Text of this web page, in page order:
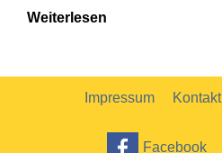
Weiterlesen
Impressum Kontakt
Facebook